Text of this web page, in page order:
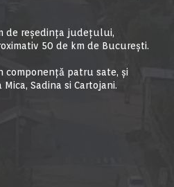
de reşedinţa judeţului,
50 de km de Bucureşti.
componență patru sate, și
Sadina si Cartojani.